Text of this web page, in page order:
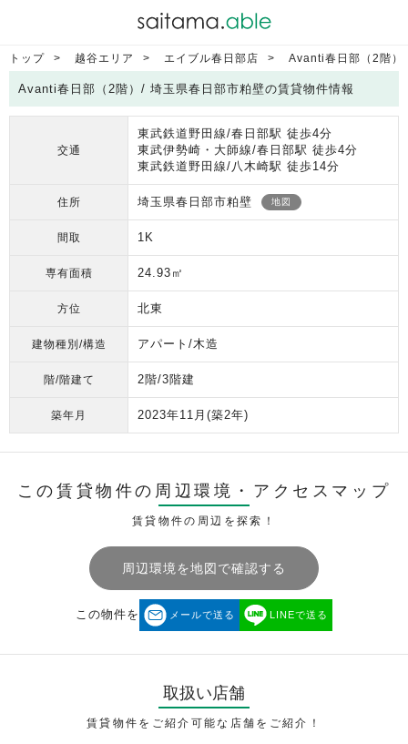
トップ 越谷エリア エイブル春日部店 Avanti春日部（2階）
Avanti春日部（2階）/ 埼玉県春日部市粕壁の賃貸物件情報
交通
東武鉄道野田線/春日部駅 徒歩4分
東武伊勢崎・大師線/春日部駅 徒歩4分
東武鉄道野田線/八木崎駅 徒歩14分
住所 埼玉県春日部市粕壁 地図
間取 1K
専有面積 24.93㎡
方位 北東
建物種別/構造 アパート/木造
階/階建て 2階/3階建
築年月 2023年11月 (築2年)
この賃貸物件の周辺環境・ アクセスマップ
賃貸物件の周辺を探索！
周辺環境を地図で確認する
この物件を メールで送る LINEで送る
取扱い店舗
賃貸物件をご紹介可能な店舗をご紹介！